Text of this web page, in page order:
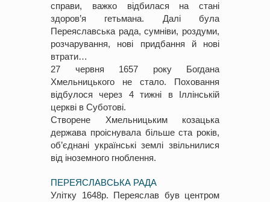
справи, важко відбилася на стані
здоров’я гетьмана. Далі була
Переяславська рада, сумніви, роздуми,
розчарування, нові придбання й нові
втрати…
27 червня 1657 року Богдана
Хмельницького не стало. Поховання
відбулося через 4 тижні в Іллінській
церкві в Суботові.
Створене Хмельницьким козацька
держава проіснувала більше ста років,
об’єднані українські землі звільнилися
від іноземного гноблення.
ПЕРЕЯСЛАВСЬКА РАДА
Улітку 1648р. Переяслав був центром